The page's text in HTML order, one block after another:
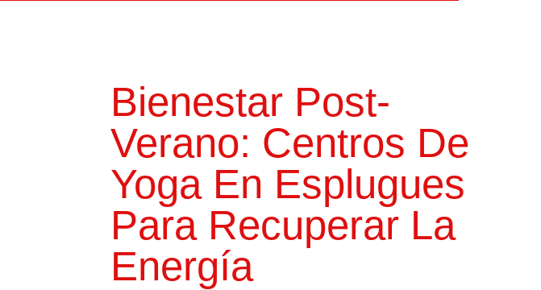
Bienestar Post-
Verano: Centros De
Yoga En Esplugues
Para Recuperar La
Energía